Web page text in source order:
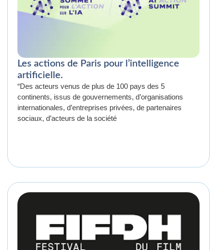
Les actions de Paris pour l’intelligence
artificielle.
“Des acteurs venus de plus de 100 pays des 5
continents, issus de gouvernements, d’organisations
internationales, d’entreprises privées, de partenaires
sociaux, d’acteurs de la société